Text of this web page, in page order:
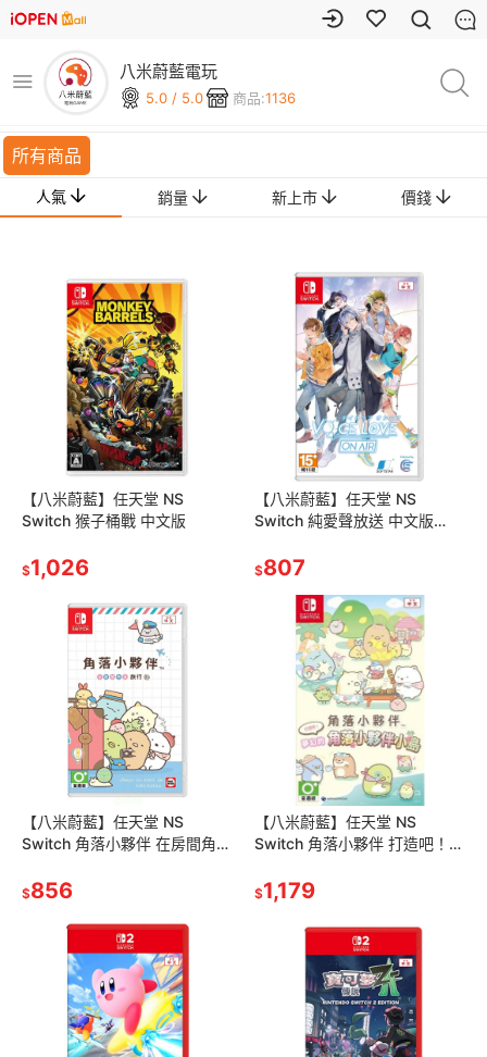
八米蔚藍電玩
5.0 / 5.0 商品:1136
所有商品
人氣 銷量 新上市 價錢
【八米蔚藍】任天堂 NS
Switch 猴子桶戰 中文版
$1,026
【八米蔚藍】任天堂 NS
Switch 純愛聲放送 中文版
$807
【八米蔚藍】任天堂 NS
Switch 角落小夥伴 在房間角落
$856
【八米蔚藍】任天堂 NS
Switch 角落小夥伴 打造吧！
$1,179